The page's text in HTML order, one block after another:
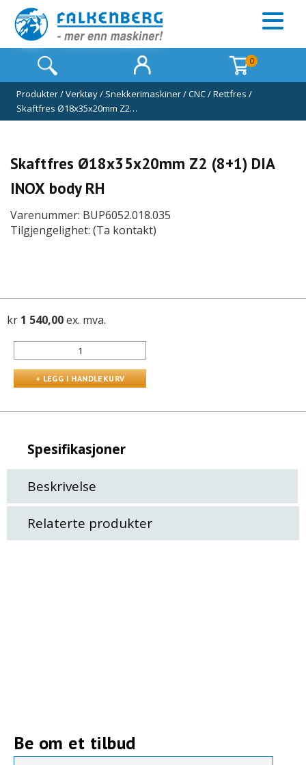
0
Produkter/Verktøy/ Snekkerimaskiner/CNC/Rettfres /
Skaftfres Ø18x35x20mm Z2…
Skaftfres Ø18x35x20mm Z2 (8+1) DIA
INOX body RH
Varenummer: BUP6052.018.035
Tilgjengelighet: (Ta kontakt)
kr 1 540,00ex. mva.
Spesifikasjoner
Beskrivelse
Relaterte produkter
Be om et tilbud